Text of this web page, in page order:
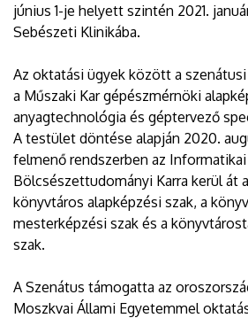
június 1-je helyett szintén 2021.
Sebészeti Klinikába.
Az oktatási ügyek között a
a Műszaki Kar gépészmérnöki
anyagtechnológia és géptervező
A testület döntése alapján 2020.
felmenő rendszerben az Informatikai
Bölcsészettudományi Karra kerül át
könyvtáros alapképzési szak, a
mesterképzési szak és a
szak.
A Szenátus támogatta az
Moszkvai Állami Egyetemmel